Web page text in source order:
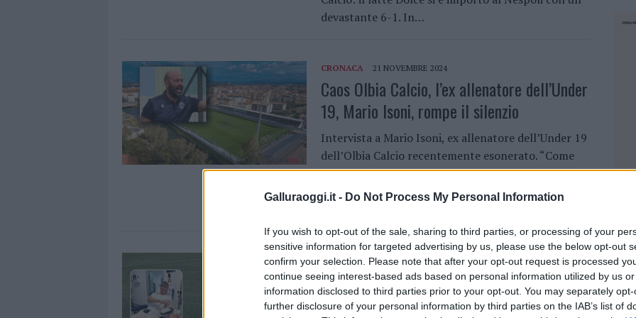
Galluraoggi.it - Do Not Process My Personal Information
If you wish to opt-out of the sale, sharing to third parties, or processing of your
sensitive information for targeted advertising by us, please use the below opt-out
confirm your selection. Please note that after your opt-out request is processed
continue seeing interest-based ads based on personal information utilized by us
information disclosed to third parties prior to your opt-out. You may separately
further disclosure of your personal information by third parties on the IAB’s list of
devastante 6-1. In…
CRONACA 21 NOVEMBRE 2024
Caos Olbia Calcio, l’ex allenatore dell’Under
19, Mario Isoni, rompe il silenzio
Intervista a Mario Isoni, ex allenatore dell’Under 19
dell’Olbia Calcio recentemente esonerato. “Come
un fulmine a ciel sereno”, così Mario Isoni, ex
allenatore dell’Under 19 e allenatore in seconda
SPORT 31 AGOSTO 2024
Social impietosi con Cristian Totti, l’Olbia
assume uno psicologo e un nutrizionista